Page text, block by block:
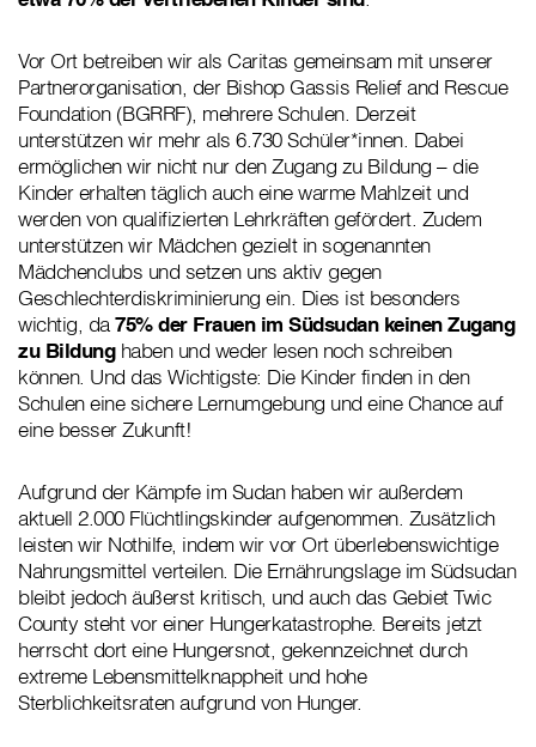
Vor Ort betreiben wir als Caritas gemeinsam mit unserer
Partnerorganisation, der Bishop Gassis Relief and Rescue
Foundation (BGRRF), mehrere Schulen. Derzeit
unterstützen wir mehr als 6.730 Schüler*innen. Dabei
ermöglichen wir nicht nur den Zugang zu Bildung – die
Kinder erhalten täglich auch eine warme Mahlzeit und
werden von qualifizierten Lehrkräften gefördert. Zudem
unterstützen wir Mädchen gezielt in sogenannten
Mädchenclubs und setzen uns aktiv gegen
Geschlechterdiskriminierung ein. Dies ist besonders
wichtig, da 75% der Frauen im Südsudan keinen Zugang
zu Bildunghaben und weder lesen noch schreiben
können. Und das Wichtigste: Die Kinder finden in den
Schulen eine sichere Lernumgebung und eine Chance auf
eine besser Zukunft!
Aufgrund der Kämpfe im Sudan haben wir außerdem
aktuell 2.000 Flüchtlingskinder aufgenommen. Zusätzlich
leisten wir Nothilfe, indem wir vor Ort überlebenswichtige
Nahrungsmittel verteilen. Die Ernährungslage im Südsudan
bleibt jedoch äußerst kritisch, und auch das Gebiet Twic
County steht vor einer Hungerkatastrophe. Bereits jetzt
herrscht dort eine Hungersnot, gekennzeichnet durch
extreme Lebensmittelknappheit und hohe
Sterblichkeitsraten aufgrund von Hunger.